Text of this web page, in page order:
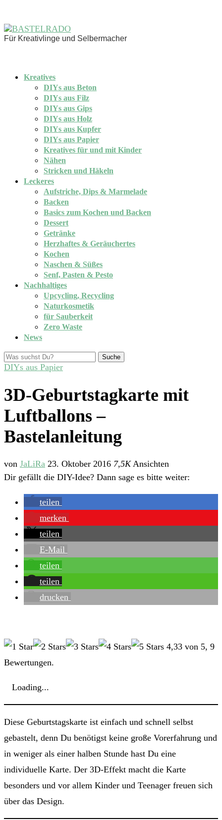
Für Kreativlinge und Selbermacher
Kreatives
DIYs aus Beton
DIYs aus Filz
DIYs aus Gips
DIYs aus Holz
DIYs aus Kupfer
DIYs aus Papier
Kreatives für und mit Kinder
Nähen
Stricken und Häkeln
Leckeres
Aufstriche, Dips & Marmelade
Backen
Basics zum Kochen und Backen
Dessert
Getränke
Herzhaftes & Geräuchertes
Kochen
Naschen & Süßes
Senf, Pasten & Pesto
Nachhaltiges
Upcycling, Recycling
Naturkosmetik
für Sauberkeit
Zero Waste
News
Suche
DIYs aus Papier
3D-Geburtstagkarte mit
Luftballons –
Bastelanleitung
von JaLiRa 23. Oktober 2016 7,5KAnsichten
Dir gefällt die DIY-Idee? Dann sage es bitte weiter:
teilen
merken
teilen
E-Mail
teilen
teilen
drucken
4,33 von 5, 9
Bewertungen.
Loading...
Diese Geburtstagskarte ist einfach und schnell selbst
gebastelt, denn Du benötigst keine große Vorerfahrung und
in weniger als einer halben Stunde hast Du eine
individuelle Karte. Der 3D-Effekt macht die Karte
besonders und vor allem Kinder und Teenager freuen sich
über das Design.